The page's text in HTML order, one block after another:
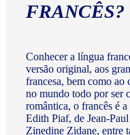
FRANCÊS?
Conhecer a língua
versão original, aos
francesa, bem como ao
no mundo todo por ser
romântica, o francês é
Edith Piaf, de Jean-
Zinedine Zidane, entre